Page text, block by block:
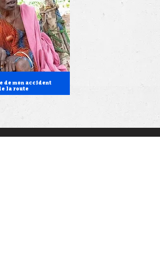
de mon accident
la route